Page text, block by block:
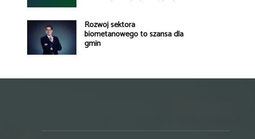
Rozwój sektora
biometanowego to szansa dla
gmin